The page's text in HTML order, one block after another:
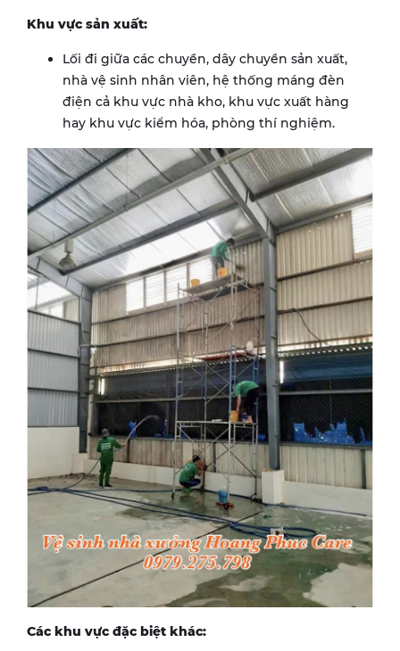
Khu vực sản xuất:
Lối đi giữa các chuyền, dây chuyền sản xuất,
nhà vệ sinh nhân viên, hệ thống máng đèn
điện cả khu vực nhà kho, khu vực xuất hàng
hay khu vực kiểm hóa, phòng thí nghiệm.
Các khu vực đặc biệt khác: